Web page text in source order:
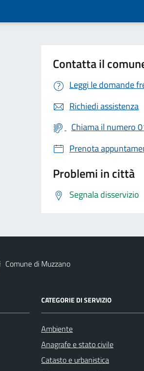
Contatta il
Leggi le domande
Richiedi assistenza
Chiama il numero
Prenota
Problemi in città
Segnala disservizio
Comune di Muzzano
CATEGORIE DI SERVIZIO
Ambiente
Anagrafe e stato civile
Catasto e urbanistica